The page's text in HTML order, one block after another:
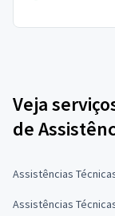
Veja
de
Assistências
Assistências